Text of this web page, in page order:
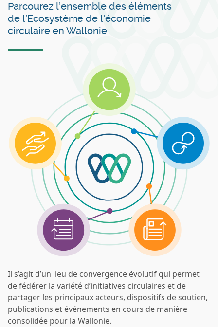
Parcourez l’ensemble des éléments
de l’Ecosystème de l'économie
circulaire en Wallonie
Il s’agit d’un lieu de convergence évolutif qui permet
de fédérer la variété d’initiatives circulaires et de
partager les principaux acteurs, dispositifs de soutien,
publications et événements en cours de manière
consolidée pour la Wallonie.